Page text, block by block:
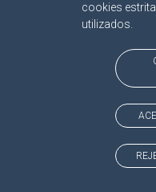
cookies
utilizados.
Atendimento:Presencial
Formas de acesso:
com a secretária, via
na recepção com
(67) 3317-
Imediato